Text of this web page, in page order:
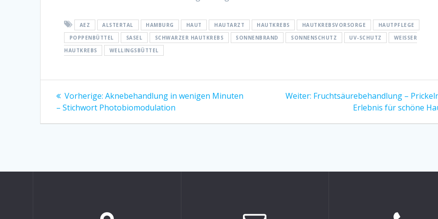
AEZ ALSTERTAL HAMBURG HAUT HAUTARZT HAUTKREBS HAUTKREBSVORSORGE
HAUTPFLEGE
POPPENBÜTTEL
SASEL SCHWARZER HAUTKREBS SONNENBRAND SONNENSCHUTZ UV-SCHUTZ
WEISSER H
AUTKREBS
WELLINGSBÜTTEL
Beitragsnavigation
Vorherige: Vorheriger
Beitrag:
Aknebehandlung in wenigen Minuten
– Stichwort Photobiomodulation
Weiter: Nächster
Fruchtsäurebehandlung –
Erlebnis für schöne